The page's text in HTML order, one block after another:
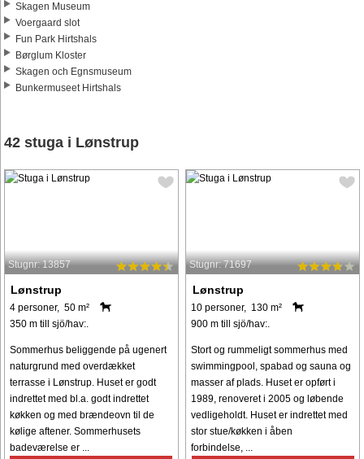
Skagen Museum
Voergaard slot
Fun Park Hirtshals
Børglum Kloster
Skagen och Egnsmuseum
Bunkermuseet Hirtshals
42 stuga i Lønstrup
Stugnr: 13857
Lønstrup
4 personer, 50 m²
350 m till sjö/hav:.
Sommerhus beliggende på ugenert
naturgrund med overdækket
terrasse i Lønstrup. Huset er godt
indrettet med bl.a. godt indrettet
køkken og med brændeovn til de
kølige aftener. Sommerhusets
badeværelse er ...
Stugnr: 71697
Lønstrup
10 personer, 130 m²
900 m till sjö/hav:.
Stort og rummeligt sommerhus med
swimmingpool, spabad og sauna og
masser af plads. Huset er opført i
1989, renoveret i 2005 og løbende
vedligeholdt. Huset er indrettet med
stor stue/køkken i åben
forbindelse, ...